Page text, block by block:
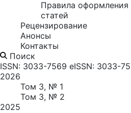
Правила оформления
статей
Рецензирование
Анонсы
Контакты
Поиск
ISSN: 3033-7569 eISSN: 3033-
2026
Том 3, № 1
Том 3, № 2
2025